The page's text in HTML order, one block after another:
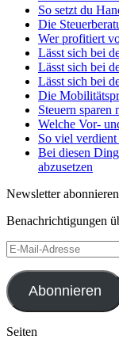
So setzt du
Die
Wer profitiert
Lässt sich bei
Lässt sich bei
Lässt sich bei
Die
Steuern sparen
Welche Vor-
So viel verdient
Bei diesen
abzusetzen
Newsletter abonnieren
Benachrichtigungen
E-
Mail-
Adresse
Abonnieren
Seiten